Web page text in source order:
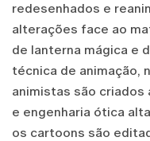
redesenhados e
alterações face ao
de lanterna mágica e
técnica de animação,
animistas são criados
e engenharia ótica
os cartoons são